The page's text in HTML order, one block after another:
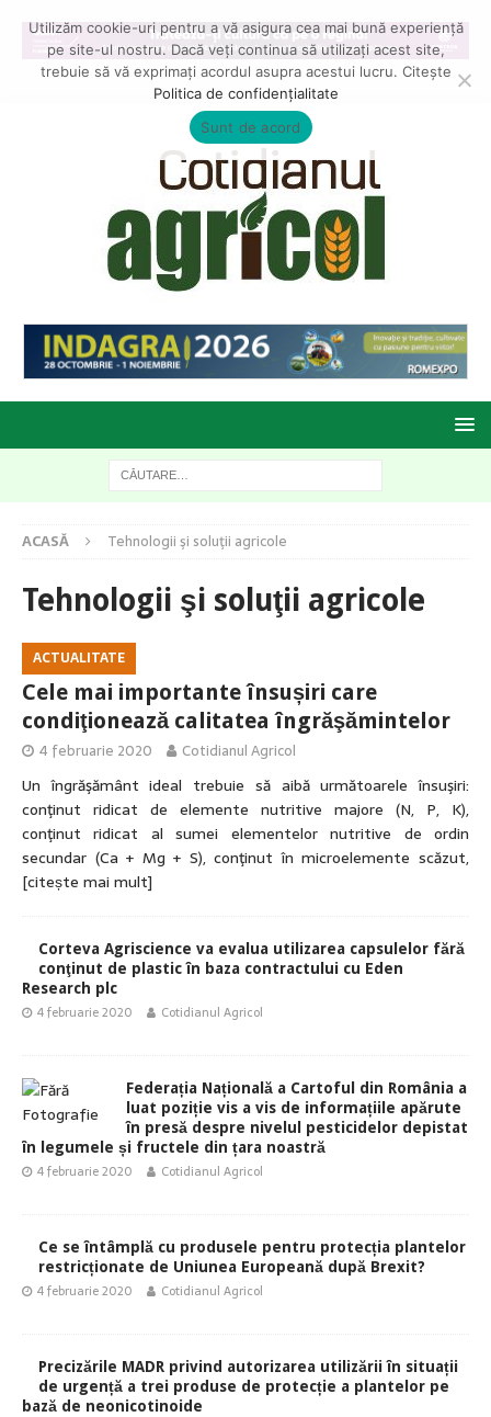
ACASĂ Tehnologii şi soluţii agricole
Tehnologii şi soluţii agricole
ACTUALITATE
Cele mai importante însușiri care
condiţionează calitatea îngrăşămintelor
4 februarie 2020 Cotidianul Agricol
Un îngrăşământ ideal trebuie să aibă următoarele însuşiri:
conţinut ridicat de elemente nutritive majore (N, P, K),
conţinut ridicat al sumei elementelor nutritive de ordin
secundar (Ca + Mg + S), conţinut în microelemente scăzut,
[citește mai mult]
Corteva Agriscience va evalua utilizarea capsulelor fără
conţinut de plastic în baza contractului cu Eden
Research plc
4 februarie 2020 Cotidianul Agricol
Federația Națională a Cartoful din România a
luat poziție vis a vis de informațiile apărute
în presă despre nivelul pesticidelor depistat
în legumele și fructele din țara noastră
4 februarie 2020 Cotidianul Agricol
Ce se întâmplă cu produsele pentru protecția plantelor
restricționate de Uniunea Europeană după Brexit?
4 februarie 2020 Cotidianul Agricol
Precizările MADR privind autorizarea utilizării în situații
de urgență a trei produse de protecție a plantelor pe
bază de neonicotinoide
Utilizăm cookie-uri pentru a vă asigura cea mai bună experiență
pe site-ul nostru. Dacă veți continua să utilizați acest site,
trebuie să vă exprimați acordul asupra acestui lucru. Citește
Politica de confidențialitate
Sunt de acord